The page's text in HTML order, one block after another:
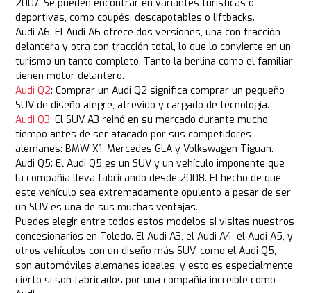
2007. Se pueden encontrar en variantes turísticas o
deportivas, como coupés, descapotables o liftbacks.
Audi A6: El Audi A6 ofrece dos versiones, una con tracción
delantera y otra con tracción total, lo que lo convierte en un
turismo un tanto completo. Tanto la berlina como el familiar
tienen motor delantero.
Audi Q2: Comprar un Audi Q2 significa comprar un pequeño
SUV de diseño alegre, atrevido y cargado de tecnología.
Audi Q3: El SUV A3 reinó en su mercado durante mucho
tiempo antes de ser atacado por sus competidores
alemanes: BMW X1, Mercedes GLA y Volkswagen Tiguan.
Audi Q5: El Audi Q5 es un SUV y un vehículo imponente que
la compañía lleva fabricando desde 2008. El hecho de que
este vehículo sea extremadamente opulento a pesar de ser
un SUV es una de sus muchas ventajas.
Puedes elegir entre todos estos modelos si visitas nuestros
concesionarios en Toledo. El Audi A3, el Audi A4, el Audi A5, y
otros vehículos con un diseño más SUV, como el Audi Q5,
son automóviles alemanes ideales, y esto es especialmente
cierto si son fabricados por una compañía increíble como